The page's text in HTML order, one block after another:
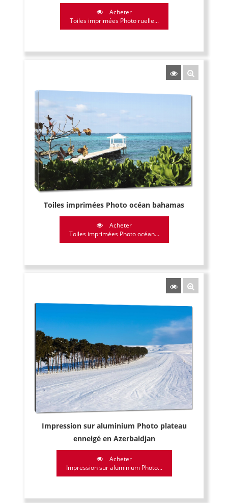
Acheter
Toiles imprimées Photo ruelle...
Toiles imprimées Photo océan bahamas
Acheter
Toiles imprimées Photo océan...
Impression sur aluminium Photo plateau
enneigé en Azerbaidjan
Acheter
Impression sur aluminium Photo...